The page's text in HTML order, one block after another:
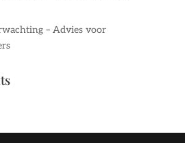
– Advies voor